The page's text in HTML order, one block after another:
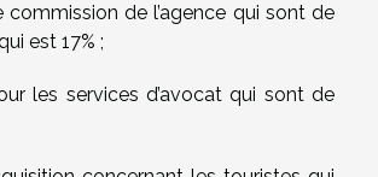
commission de l’agence qui sont de
est 17% ;
les services d’avocat qui sont de